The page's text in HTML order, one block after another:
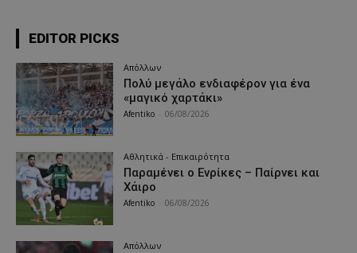
EDITOR PICKS
Απόλλων
Πολύ μεγάλο ενδιαφέρον για ένα
«μαγικό χαρτάκι»
Afentiko 06/08/2026
Αθλητικά - Επικαιρότητα
Παραμένει ο Ενρίκες – Παίρνει και
Χάιρο
Afentiko 06/08/2026
Απόλλων